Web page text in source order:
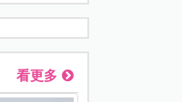
看更多